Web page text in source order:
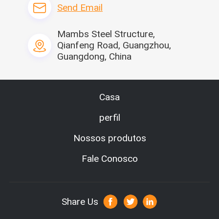
Empresa Profie
Send Email
Mambs Steel Structure,
Qianfeng Road, Guangzhou,
Guangdong, China
Casa
perfil
Nossos produtos
Fale Conosco
Share Us